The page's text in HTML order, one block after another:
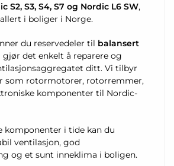
S2, S3, S4, S7 og Nordic L6 SW,
i boliger i Norge.
du reservedeler til balansert
gjør det enkelt å reparere og
ditt. Vi tilbyr
som rotormotorer, rotorremmer,
komponenter til Nordic-
komponenter i tide kan du
ventilasjon, god
og et sunt inneklima i boligen.